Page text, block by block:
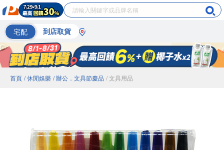
宅配 到店取貨
首頁 / 休閒娛樂 / 辦公．文具節慶品 / 文具用品